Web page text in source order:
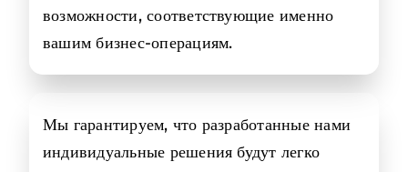
возможности, соответствующие именно
вашим бизнес-операциям.
Мы гарантируем, что разработанные нами
индивидуальные решения будут легко